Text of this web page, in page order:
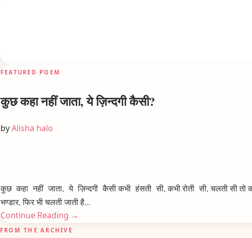
FEATURED POEM
कुछ कहा नहीं जाता, ये ज़िन्दगी कैसी?
byAlisha halo
कुछ कहा नहीं जाता, ये ज़िन्दगी कैसी कभी हंसती सी, कभी रोती सी, चलती सी तो
भण्डार, फिर भी चलती जाती है...
Continue Reading →
FROM THE ARCHIVE